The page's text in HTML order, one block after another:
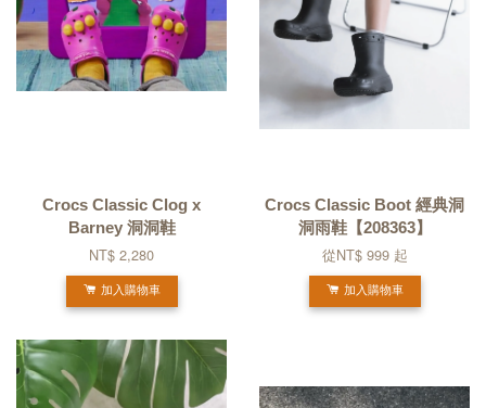
Crocs Classic Clog x
Barney 洞洞鞋
NT$ 2,280
加入購物車
Crocs Classic Boot 經典洞
洞雨鞋【208363】
從NT$ 999 起
加入購物車